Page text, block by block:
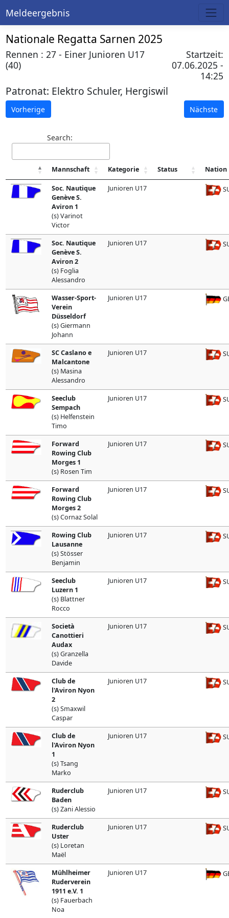
Meldeergebnis
Nationale Regatta Sarnen 2025
Rennen : 27 - Einer Junioren U17
(40)
Startzeit:
07.06.2025 -
14:25
Patronat: Elektro Schuler, Hergiswil
Vorherige Nächste
Search:
Mannschaft Kategorie Status Nation
Soc. Nautique
Genève S.
Aviron 1
(s) Varinot
Victor
Junioren U17
Soc. Nautique
Genève S.
Aviron 2
(s) Foglia
Alessandro
Junioren U17
Wasser-Sport-
Verein
Düsseldorf
(s) Giermann
Johann
Junioren U17
SC Caslano e
Malcantone
(s) Masina
Alessandro
Junioren U17
Seeclub
Sempach
(s) Helfenstein
Timo
Junioren U17
Forward
Rowing Club
Morges 1
(s) Rosen Tim
Junioren U17
Forward
Rowing Club
Morges 2
(s) Cornaz Solal
Junioren U17
Rowing Club
Lausanne
(s) Stösser
Benjamin
Junioren U17
Seeclub
Luzern 1
(s) Blattner
Rocco
Junioren U17
Società
Canottieri
Audax
(s) Granzella
Davide
Junioren U17
Club de
l'Aviron Nyon
2
(s) Smaxwil
Caspar
Junioren U17
Club de
l'Aviron Nyon
1
(s) Tsang
Marko
Junioren U17
Ruderclub
Baden
(s) Zani Alessio
Junioren U17
Ruderclub
Uster
(s) Loretan
Maël
Junioren U17
Mühlheimer
Ruderverein
1911 e.V. 1
(s) Fauerbach
Noa
Junioren U17